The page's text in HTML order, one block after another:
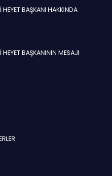
HEYET BAŞKANI HAKKINDA
HEYET BAŞKANININ MESAJI